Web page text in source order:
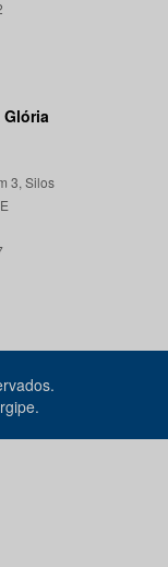
Glória
3, Silos